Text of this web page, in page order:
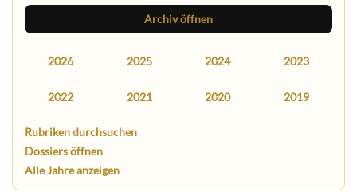
Archiv öffnen
2026 2025 2024 2023
2022 2021 2020 2019
Rubriken durchsuchen
Dossiers öffnen
Alle Jahre anzeigen